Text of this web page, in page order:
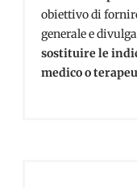
obiettivo di
generale e
sostituire le
medico o